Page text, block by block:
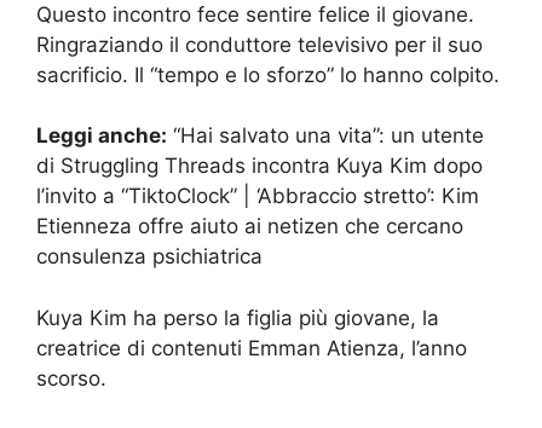
Questo incontro fece sentire felice il giovane.
Ringraziando il conduttore televisivo per il suo
sacrificio. Il “tempo e lo sforzo” lo hanno colpito.
Leggi anche: “Hai salvato una vita”: un utente
di Struggling Threads incontra Kuya Kim dopo
l’invito a “TiktoClock” | ‘Abbraccio stretto’: Kim
Etienneza offre aiuto ai netizen che cercano
consulenza psichiatrica
Kuya Kim ha perso la figlia più giovane, la
creatrice di contenuti Emman Atienza, l’anno
scorso.